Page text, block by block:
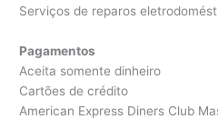
Serviços de reparos
Pagamentos
Aceita somente dinheiro
Cartões de crédito
American Express Diners Club